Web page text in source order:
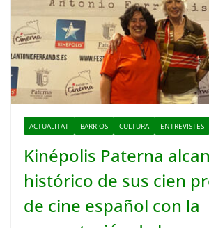
ACTUALITAT BARRIOS CULTURA ENTREVISTES
Kinépolis Paterna
histórico de sus cien
de cine español con la